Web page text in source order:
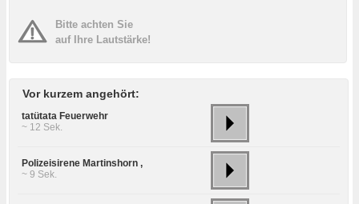
Bitte achten Sie
auf Ihre Lautstärke!
Vor kurzem angehört:
tatütata Feuerwehr
~ 12 Sek.
Polizeisirene Martinshorn ,
~ 9 Sek.